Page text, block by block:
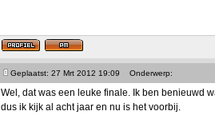
Geplaatst: 27 Mrt 2012 19:09
Onderwerp:
Wel, dat was een leuke finale. Ik ben benieuwd
dus ik kijk al acht jaar en nu is het voorbij.